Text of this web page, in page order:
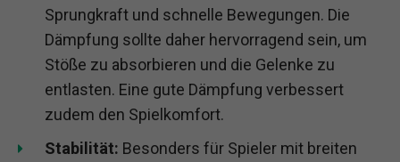
Sprungkraft und schnelle Bewegungen. Die
Dämpfung sollte daher hervorragend sein, um
Stöße zu absorbieren und die Gelenke zu
entlasten. Eine gute Dämpfung verbessert
zudem den Spielkomfort.
Stabilität: Besonders für Spieler mit breiten